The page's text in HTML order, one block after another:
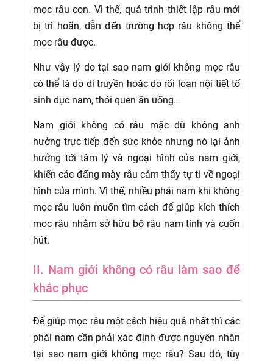
mọc râu con. Vì thế, quá trình thiết lập râu mới
bị trì hoãn, dẫn đến trường hợp râu không thể
mọc râu được.
Như vậy lý do tại sao nam giới không mọc râu
có thể là do di truyền hoặc do rối loạn nội tiết tố
sinh dục nam, thói quen ăn uống…
Nam giới không có râu mặc dù không ảnh
hưởng trực tiếp đến sức khỏe nhưng nó lại ảnh
hưởng tới tâm lý và ngoại hình của nam giới,
khiến các đấng mày râu cảm thấy tự ti về ngoại
hình của mình. Vì thế, nhiều phái nam khi không
mọc râu luôn muốn tìm cách để giúp kích thích
mọc râu nhằm sở hữu bộ râu nam tính và cuốn
hút.
II. Nam giới không có râu làm sao để
khắc phục
Để giúp mọc râu một cách hiệu quả nhất thì các
phái nam cần phải xác định được nguyên nhân
tại sao nam giới không mọc râu? Sau đó, tùy